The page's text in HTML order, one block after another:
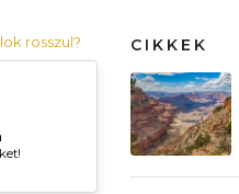
rosszul?
CIKKEK